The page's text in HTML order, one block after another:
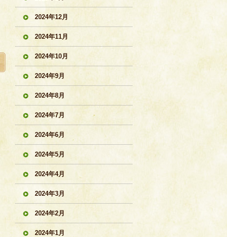
2024年12月
2024年11月
2024年10月
2024年9月
2024年8月
2024年7月
2024年6月
2024年5月
2024年4月
2024年3月
2024年2月
2024年1月